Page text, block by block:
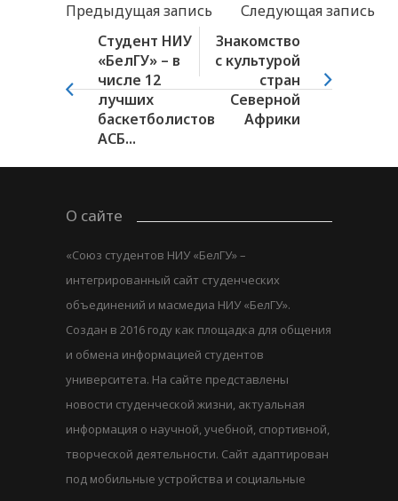
Предыдущая запись
Следующая запись
Студент НИУ
«БелГУ» – в
числе 12
лучших
баскетболистов
АСБ...
Знакомство
с культурой
стран
Северной
Африки
О сайте
«Союз студентов НИУ «БелГУ» –
интегрированный сайт студенческих
объединений и масмедиа НИУ «БелГУ».
Создан в 2016 году как площадка для общения
и обмена информацией студентов
университета. На сайте представлены
новости студенческой жизни, актуальная
информация о научной, учебной, спортивной,
творческой деятельности. Сайт адаптирован
под мобильные устройства и социальные